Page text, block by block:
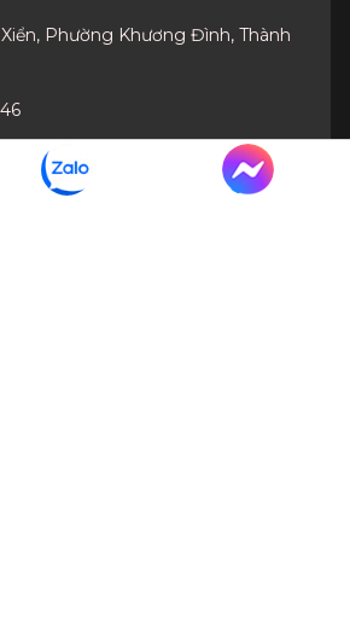
Phường Khương Đình, Thành